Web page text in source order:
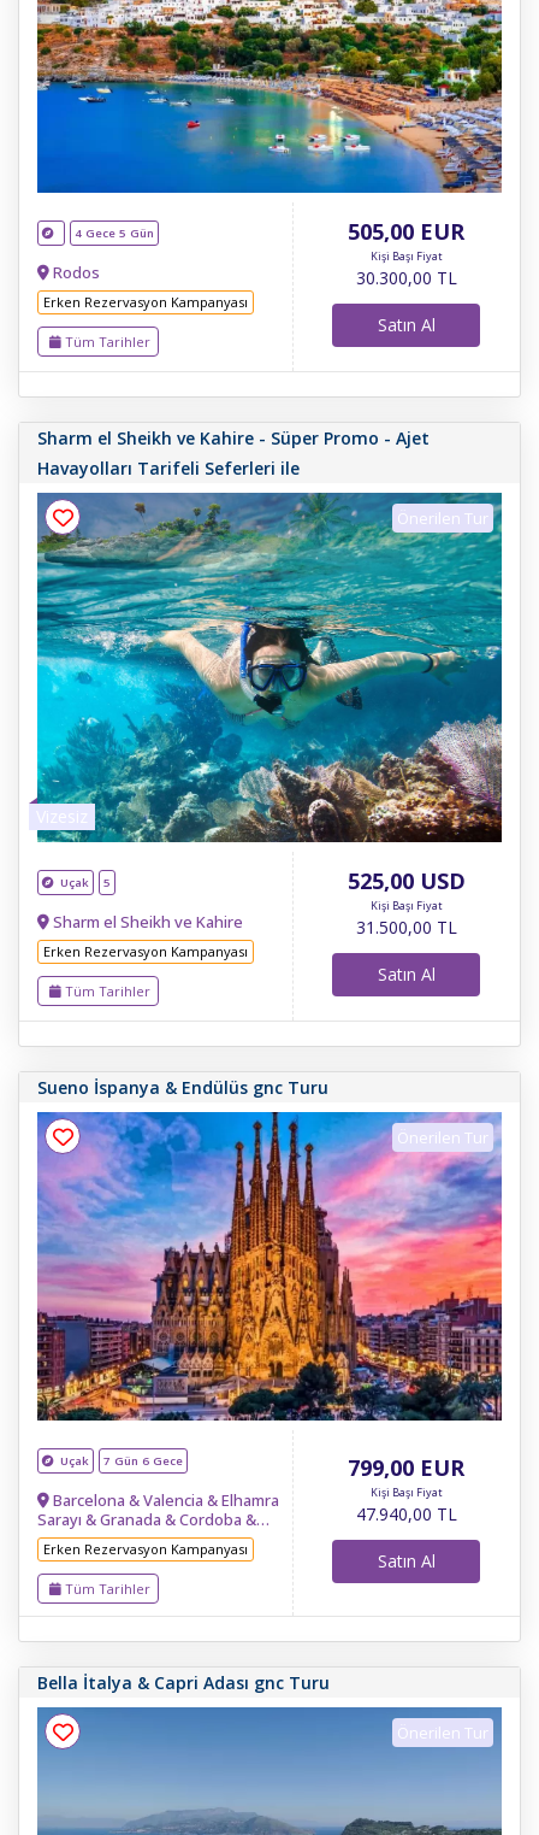
4 Gece 5 Gün
Rodos
Erken Rezervasyon Kampanyası
Tüm Tarihler
505,00 EUR
Kişi Başı Fiyat
30.300,00 TL
Satın Al
Sharm el Sheikh ve Kahire - Süper Promo - Ajet
Havayolları Tarifeli Seferleri ile
Önerilen Tur
Uçak 5
Sharm el Sheikh ve Kahire
Erken Rezervasyon Kampanyası
Tüm Tarihler
525,00USD
Kişi Başı Fiyat
31.500,00 TL
Satın Al
Sueno İspanya & Endülüs gnc Turu
Önerilen Tur
Uçak 7 Gün 6 Gece
Barcelona & Valencia & Elhamra
Sarayı & Granada & Cordoba &
Sevilla & Las Rozas Village Outlet &
Toledo & Madrid
Erken Rezervasyon Kampanyası
Tüm Tarihler
799,00 EUR
Kişi Başı Fiyat
47.940,00 TL
Satın Al
Bella İtalya & Capri Adası gnc Turu
Önerilen Tur